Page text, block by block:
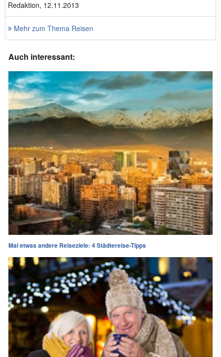
Redaktion, 12.11.2013
Mehr zum Thema Reisen
Auch interessant:
Mal etwas andere Reiseziele: 4 Städtereise-Tipps